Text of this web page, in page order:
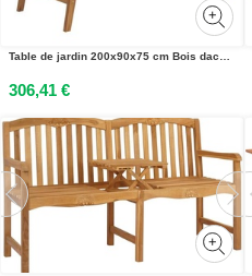
Table de jardin 200x90x75 cm Bois dacacia solide
306,41 €